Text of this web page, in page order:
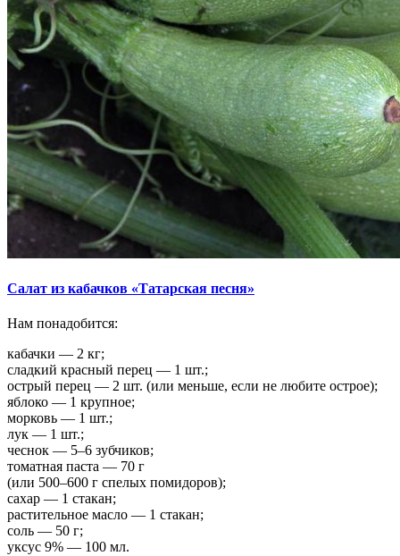
Салат из кабачков «Татарская песня»
Нам понадобится:
кабачки — 2 кг;
сладкий красный перец — 1 шт.;
острый перец — 2 шт. (или меньше, если не любите острое);
яблоко — 1 крупное;
морковь — 1 шт.;
лук — 1 шт.;
чеснок — 5–6 зубчиков;
томатная паста — 70 г
(или 500–600 г спелых помидоров);
сахар — 1 стакан;
растительное масло — 1 стакан;
соль — 50 г;
уксус 9% — 100 мл.